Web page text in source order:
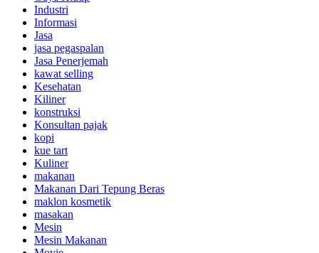
Industri
Informasi
Jasa
jasa pegaspalan
Jasa Penerjemah
kawat selling
Kesehatan
Kiliner
konstruksi
Konsultan pajak
kopi
kue tart
Kuliner
makanan
Makanan Dari Tepung Beras
maklon kosmetik
masakan
Mesin
Mesin Makanan